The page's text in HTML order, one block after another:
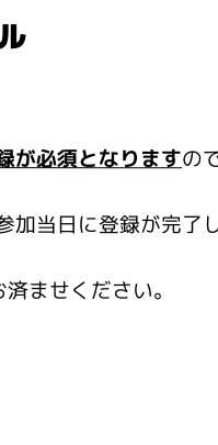
が必須となりますの
加当日に登録が完了
ませください。